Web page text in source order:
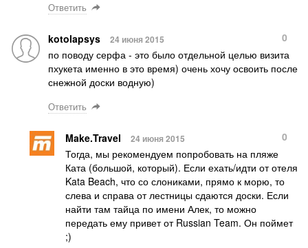
Ответить
kotolapsys 24 июня 2015
по поводу серфа - это было отдельной целью визита
пхукета именно в это время) очень хочу освоить после
снежной доски водную)
0
Ответить
Make.Travel 24 июня 2015
Тогда, мы рекомендуем попробовать на пляже
Ката (большой, который). Если ехать/идти от отеля
Kata Beach, что со слониками, прямо к морю, то
слева и справа от лестницы сдаются доски. Если
найти там тайца по имени Алек, то можно
передать ему привет от Russian Team. Он поймет
;)
0